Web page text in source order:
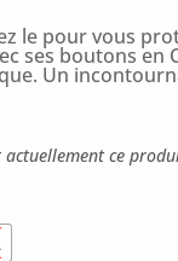
le pour vous
ses boutons en
Un
ce